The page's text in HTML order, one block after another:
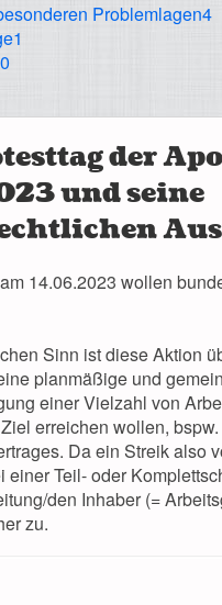
Problemlagen4
1
der
und seine
14.06.2023 wollen
Sinn ist diese Aktion
planmäßige und
einer Vielzahl von
erreichen wollen,
Da ein Streik also
einer Teil- oder
den Inhaber (=
zu.